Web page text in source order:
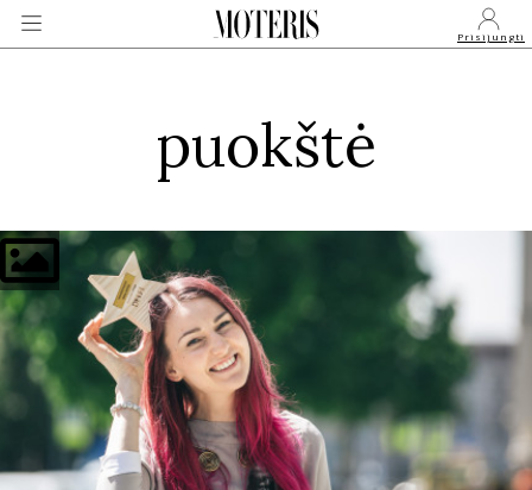
Prisijungti
MONARCHIJA
MADA
GROŽIS
SVEIKATA
puokštė